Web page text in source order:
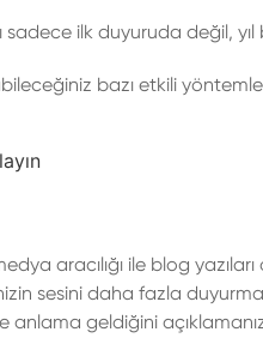
ilk duyuruda değil,
bazı etkili
aracılığı ile blog
sesini daha fazla
geldiğini